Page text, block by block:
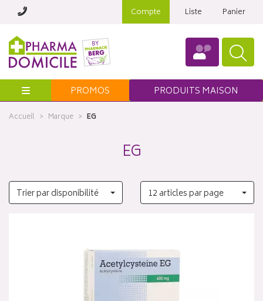
Compte Liste Panier
Menu PROMOS PRODUITS MAISON
Accueil Marque EG
EG
Trier par disponibilité 12 articles par page